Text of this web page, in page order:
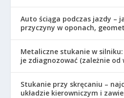
Auto ściąga podczas jazdy –
przyczyny w oponach,
Metaliczne stukanie w
je zdiagnozować (zależnie od
Stukanie przy skręcaniu –
układzie kierowniczym i